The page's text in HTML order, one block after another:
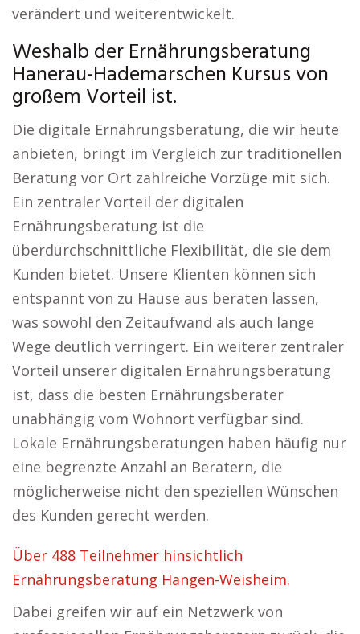
verändert und weiterentwickelt.
Weshalb der Ernährungsberatung
Hanerau-Hademarschen Kursus von
großem Vorteil ist.
Die digitale Ernährungsberatung, die wir heute
anbieten, bringt im Vergleich zur traditionellen
Beratung vor Ort zahlreiche Vorzüge mit sich.
Ein zentraler Vorteil der digitalen
Ernährungsberatung ist die
überdurchschnittliche Flexibilität, die sie dem
Kunden bietet. Unsere Klienten können sich
entspannt von zu Hause aus beraten lassen,
was sowohl den Zeitaufwand als auch lange
Wege deutlich verringert. Ein weiterer zentraler
Vorteil unserer digitalen Ernährungsberatung
ist, dass die besten Ernährungsberater
unabhängig vom Wohnort verfügbar sind.
Lokale Ernährungsberatungen haben häufig nur
eine begrenzte Anzahl an Beratern, die
möglicherweise nicht den speziellen Wünschen
des Kunden gerecht werden.
Über 488 Teilnehmer hinsichtlich
Ernährungsberatung Hangen-Weisheim.
Dabei greifen wir auf ein Netzwerk von